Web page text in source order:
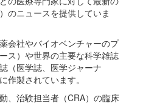
のニュースを提供していま
会社やバイオベンチャーのプ
ス）や世界の主要な科学雑誌
（医学誌、医学ジャーナ
作製されています。
、治験担当者（CRA）の臨床